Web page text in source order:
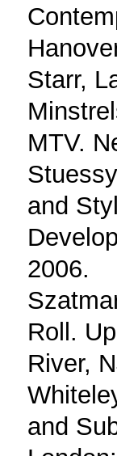
Starr,
MTV.
and
2006.
Roll.
River,
and